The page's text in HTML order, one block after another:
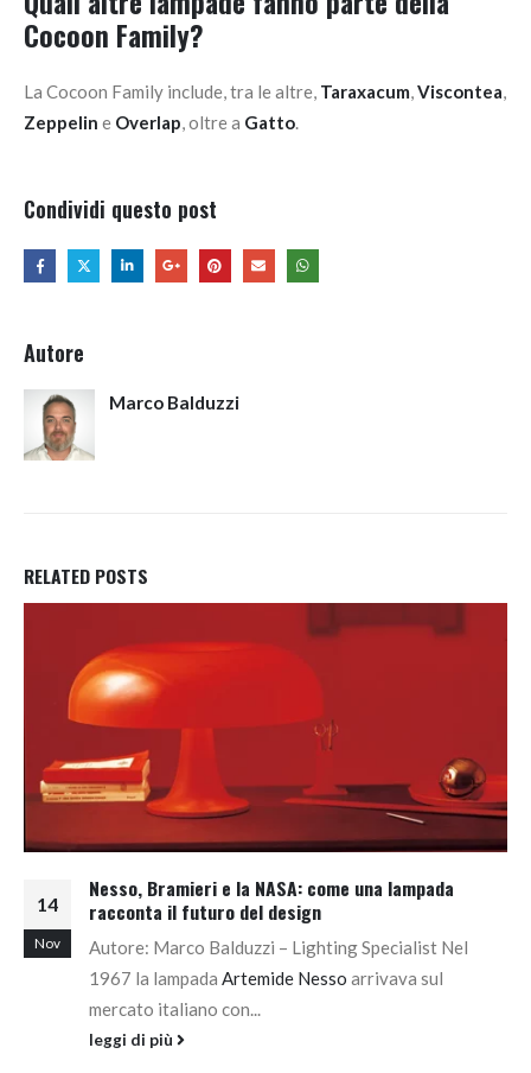
Cocoon Family?
La Cocoon Family include, tra le altre, Taraxacum,Viscontea,
Zeppelin e Overlap, oltre a Gatto.
Condividi questo post
Autore
Marco Balduzzi
RELATED POSTS
14
Nov
Nesso, Bramieri e la NASA: come una lampada
racconta il futuro del design
Autore: Marco Balduzzi – Lighting Specialist Nel
1967 la lampada Artemide Nesso arrivava sul
mercato italiano con...
leggi di più